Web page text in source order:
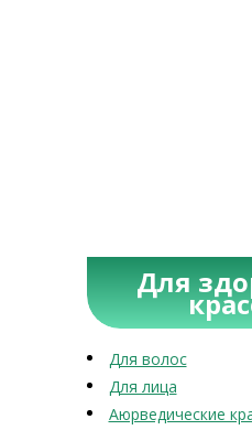
Для
Для волос
Для лица
Аюрведические